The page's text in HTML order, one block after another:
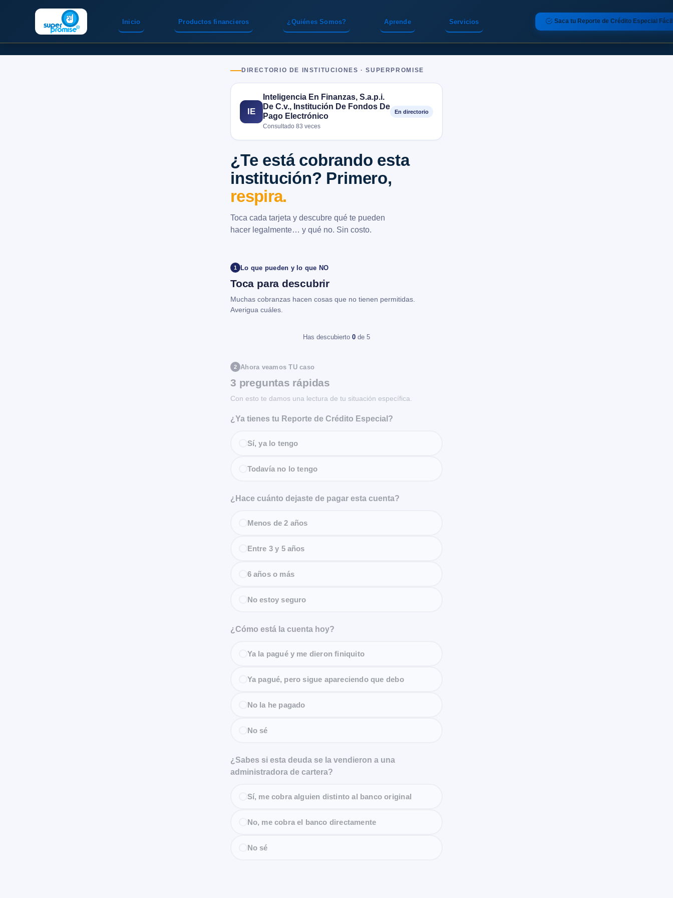
Inicio Servicios
Productos financieros ¿Quiénes Somos? Aprende Saca tu Reporte de Crédito Especial Fácil
DIRECTORIO DE INSTITUCIONES · SUPERPROMISE
IE
Inteligencia En Finanzas, S.a.p.i.
De C.v., Institución De Fondos De
Pago Electrónico
Consultado 83 veces
En directorio
¿Te está cobrando esta
institución? Primero,
respira.
Toca cada tarjeta y descubre qué te pueden
hacer legalmente… y qué no. Sin costo.
1 Lo que pueden y lo que NO
Toca para descubrir
Muchas cobranzas hacen cosas que no tienen permitidas.
Averigua cuáles.
Has descubierto 0 de 5
2 Ahora veamos TU caso
3 preguntas rápidas
Con esto te damos una lectura de tu situación específica.
¿Ya tienes tu Reporte de Crédito Especial?
Sí, ya lo tengo
Todavía no lo tengo
¿Hace cuánto dejaste de pagar esta cuenta?
Menos de 2 años
Entre 3 y 5 años
6 años o más
No estoy seguro
¿Cómo está la cuenta hoy?
Ya la pagué y me dieron finiquito
Ya pagué, pero sigue apareciendo que debo
No la he pagado
No sé
¿Sabes si esta deuda se la vendieron a una
administradora de cartera?
Sí, me cobra alguien distinto al banco original
No, me cobra el banco directamente
No sé